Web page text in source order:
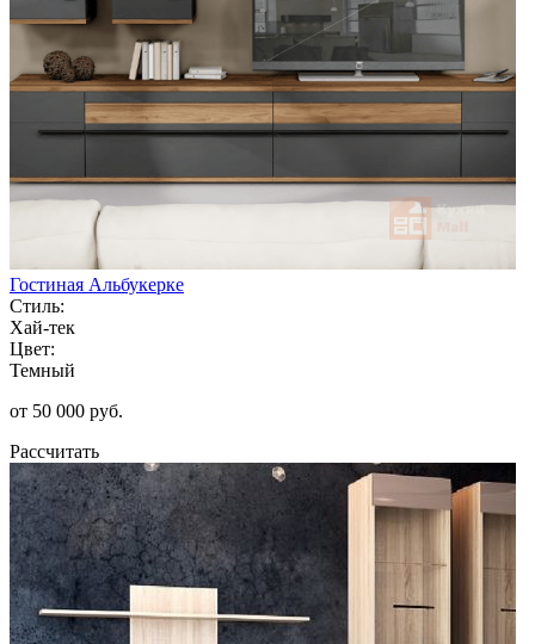
Гостиная Альбукерке
Стиль:
Хай-тек
Цвет:
Темный
от 50 000 руб.
Рассчитать